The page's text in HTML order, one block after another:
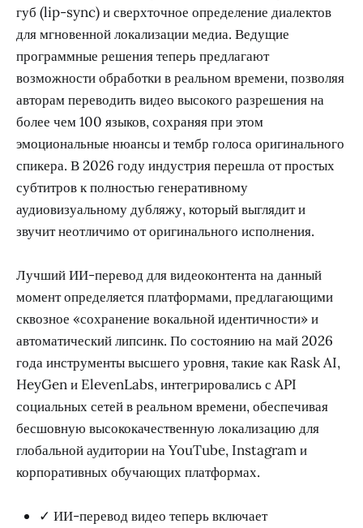
губ (lip-sync) и сверхточное определение диалектов
для мгновенной локализации медиа. Ведущие
программные решения теперь предлагают
возможности обработки в реальном времени, позволяя
авторам переводить видео высокого разрешения на
более чем 100 языков, сохраняя при этом
эмоциональные нюансы и тембр голоса оригинального
спикера. В 2026 году индустрия перешла от простых
субтитров к полностью генеративному
аудиовизуальному дубляжу, который выглядит и
звучит неотличимо от оригинального исполнения.
Лучший ИИ-перевод для видеоконтента на данный
момент определяется платформами, предлагающими
сквозное «сохранение вокальной идентичности» и
автоматический липсинк. По состоянию на май 2026
года инструменты высшего уровня, такие как Rask AI,
HeyGen и ElevenLabs, интегрировались с API
социальных сетей в реальном времени, обеспечивая
бесшовную высококачественную локализацию для
глобальной аудитории на YouTube, Instagram и
корпоративных обучающих платформах.
✓ ИИ-перевод видео теперь включает